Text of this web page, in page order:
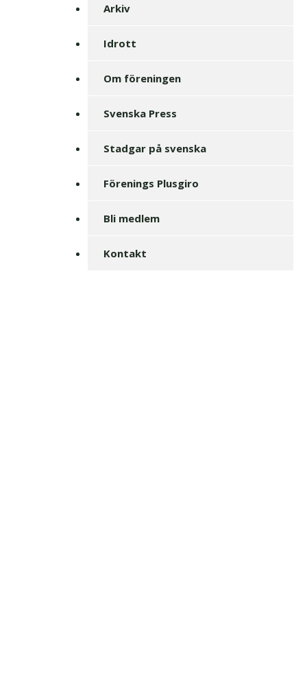
Arkiv
Idrott
Om föreningen
Svenska Press
Stadgar på svenska
Förenings Plusgiro
Bli medlem
Kontakt